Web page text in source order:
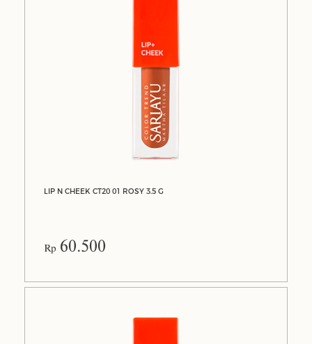
LIP N CHEEK CT20 01 ROSY 3.5 G
Rp 60.500